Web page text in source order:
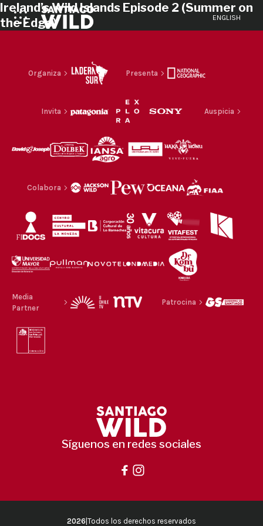
ENGLISH
Ireland’s Wild Islands Episode 2 (Summer on
the Edge)
Organiza Presenta
Invita Auspicia
Colabora
Media
Partner
Patrocina
Síguenos en redes sociales
2026 Todos los derechos reservados